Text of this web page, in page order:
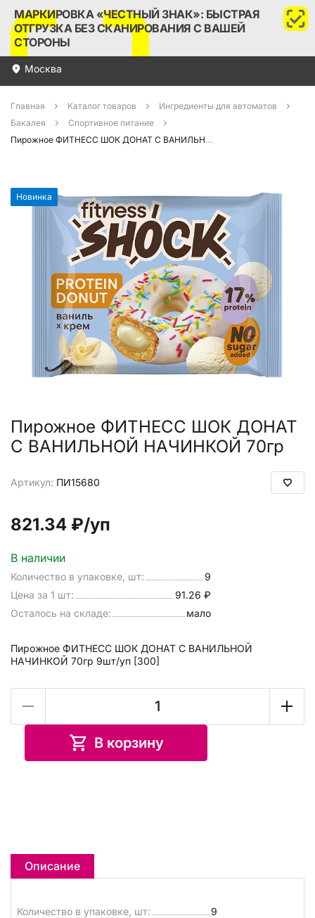
МАРКИРОВКА «ЧЕСТНЫЙ ЗНАК»: БЫСТРАЯ
ОТГРУЗКА БЕЗ СКАНИРОВАНИЯ С ВАШЕЙ
СТОРОНЫ
Москва
Главная Каталог товаров
Ингредиенты для автоматов
Бакалея
Спортивное питание
Пирожное ФИТНЕСС ШОК ДОНАТ С ВАНИЛЬНОЙ НАЧИНКОЙ 70гр
Новинка
Артикул: ПИ15680
Пирожное ФИТНЕСС ШОК ДОНАТ
С ВАНИЛЬНОЙ НАЧИНКОЙ 70гр
821.34 ₽/уп
В наличии
Количество в упаковке, шт:
9
Цена за 1 шт:
91.26 ₽
Осталось на складе:
мало
Пирожное ФИТНЕСС ШОК ДОНАТ С ВАНИЛЬНОЙ
НАЧИНКОЙ 70гр 9шт/уп [300]
В корзину
Описание
Количество в упаковке, шт:
9